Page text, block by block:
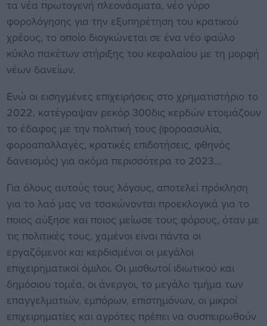
τα νέα πρωτογενή πλεονάσματα, νέο γύρο
φορολόγησης για την εξυπηρέτηση του κρατικού
χρέους, το οποίο διογκώνεται σε ένα νέο φαύλο
κύκλο πακέτων στήριξης του κεφαλαίου με τη μορφή
νέων δανείων.
Ενώ οι εισηγμένες επιχειρήσεις στο χρηματιστήριο το
2022, κατέγραψαν ρεκόρ 300δις κερδών ετοιμάζουν
το έδαφος με την πολιτική τους (φοροασυλία,
φοροαπαλλαγές, κρατικές επιδοτήσεις, φθηνός
δανεισμός) για ακόμα περισσότερα το 2023...
Για όλους αυτούς τους λόγους, αποτελεί πρόκληση
για το λαό μας να τσακώνονται προεκλογικά για το
ποιος αύξησε και ποιος μείωσε τους φόρους, όταν με
τις πολιτικές τους, χαμένοι είναι πάντα οι
εργαζόμενοι και κερδισμένοι οι μεγάλοι
επιχειρηματικοί όμιλοι. Οι μισθωτοί ιδιωτικού και
δημόσιου τομέα, οι άνεργοι, το μεγάλο τμήμα των
επαγγελματιών, εμπόρων, επιστημόνων, οι μικροί
επιχειρηματίες και αγρότες πρέπει να συσπειρωθούν